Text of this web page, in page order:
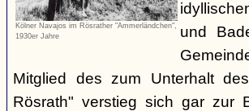
Kölner Navajos im Rösrather "Ammerländchen",
1930er Jahre
und
Mitglied des zum Unterhalt
Rösrath" verstieg sich gar zur